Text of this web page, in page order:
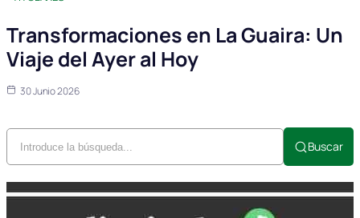
Transformaciones en La Guaira: Un
Viaje del Ayer al Hoy
30 Junio 2026
Buscar